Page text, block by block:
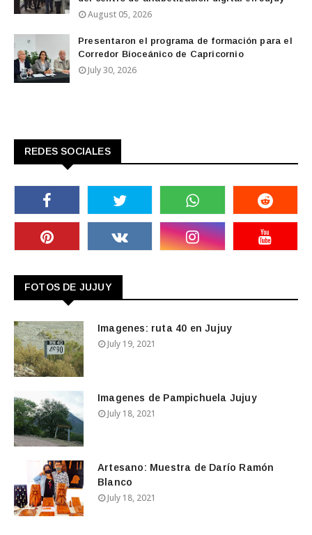
August 05, 2026
Presentaron el programa de formación para el
Corredor Bioceánico de Capricornio
July 30, 2026
REDES SOCIALES
FOTOS DE JUJUY
Imagenes: ruta 40 en Jujuy
July 19, 2021
Imagenes de Pampichuela Jujuy
July 18, 2021
Artesano: Muestra de Darío Ramón
Blanco
July 18, 2021